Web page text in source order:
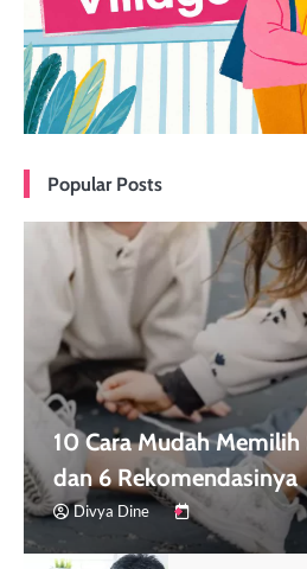
Popular Posts
10 Cara Mudah
dan 6 Rekomendasinya
Divya Dine